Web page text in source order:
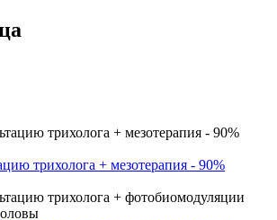
трихолога + мезотерапия - 90%